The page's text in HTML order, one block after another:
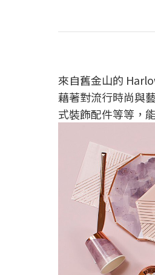
來自舊金山的
藉著對流行時尚與
式裝飾配件等等，